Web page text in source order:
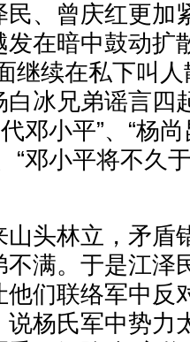
、曾庆红更加
在暗中鼓动扩
继续在私下叫
冰兄弟谣言四
邓小平”、“杨
“邓小平将不久
头林立，矛盾
满。于是江泽
们联络军中反
说杨氏军中势力